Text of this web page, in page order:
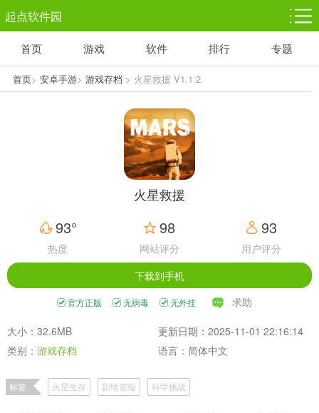
起点软件园
塔防游戏
1千+款游戏
休闲益智
1万+款游戏
体育竞技
5百+款游戏
赛车竞速
3百+款游戏
首页 游戏 软件 排行 专题
首页> 安卓手游> 游戏存档 > 火星救援 V1.1.2
火星救援
93°
热度
98
网站评分
93
用户评分
下载到手机
官方正版 无病毒 无外挂 求助
大小：32.6MB
更新日期：2025-11-01 22:16:14
类别： 游戏存档 语言：简体中文
标签 火星生存 剧情冒险 科学挑战